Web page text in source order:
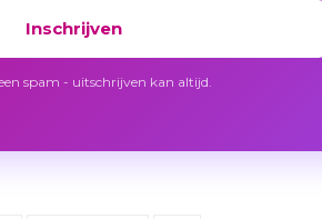
Inschrijven
spam - uitschrijven kan altijd.